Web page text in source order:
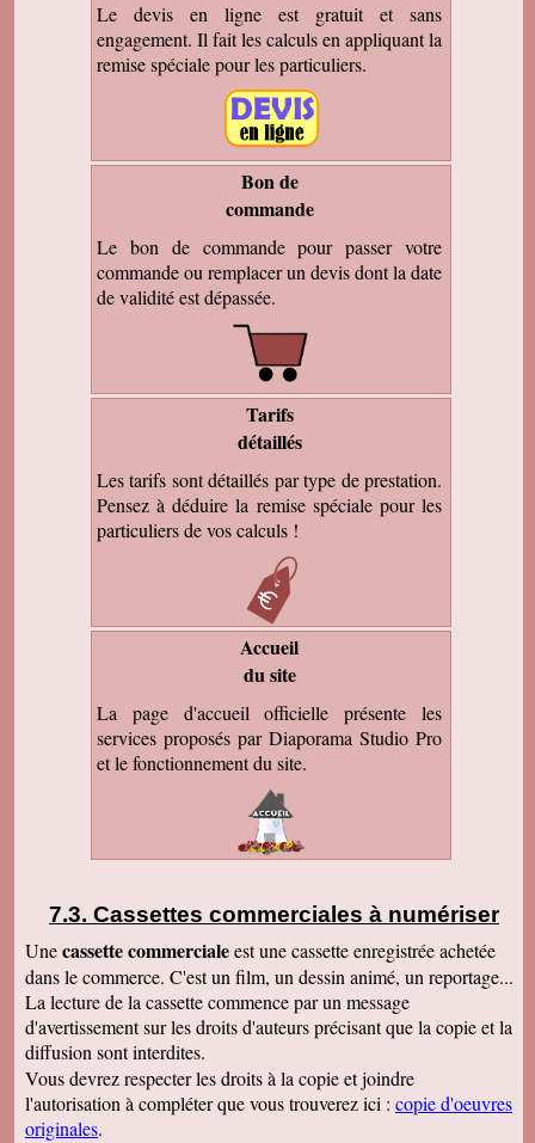
Le devis en ligne est gratuit et sans
engagement. Il fait les calculs en appliquant la
remise spéciale pour les particuliers.
Bon de
commande
Le bon de commande pour passer votre
commande ou remplacer un devis dont la date
de validité est dépassée.
Tarifs
détaillés
Les tarifs sont détaillés par type de prestation.
Pensez à déduire la remise spéciale pour les
particuliers de vos calculs !
Accueil
du site
La page d'accueil officielle présente les
services proposés par Diaporama Studio Pro
et le fonctionnement du site.
Cassettes commerciales à numériser
Unecassette commercialeest une cassette enregistrée achetée
dans le commerce. C'est un film, un dessin animé, un reportage...
La lecture de la cassette commence par un message
d'avertissement sur les droits d'auteurs précisant que la copie et la
diffusion sont interdites.
Vous devrez respecter les droits à la copie et joindre
l'autorisation à compléter que vous trouverez ici : copie d'oeuvres
originales.